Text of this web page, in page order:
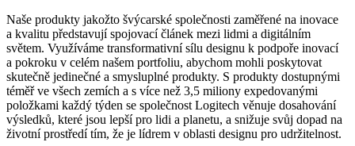
Naše produkty jakožto švýcarské společnosti zaměřené na inovace
a kvalitu představují spojovací článek mezi lidmi a digitálním
světem. Využíváme transformativní sílu designu k podpoře inovací
a pokroku v celém našem portfoliu, abychom mohli poskytovat
skutečně jedinečné a smysluplné produkty. S produkty dostupnými
téměř ve všech zemích a s více než 3,5 miliony expedovanými
položkami každý týden se společnost Logitech věnuje dosahování
výsledků, které jsou lepší pro lidi a planetu, a snižuje svůj dopad na
životní prostředí tím, že je lídrem v oblasti designu pro udržitelnost.